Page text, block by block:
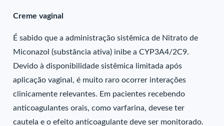
Creme vaginal
É sabido que a administração sistêmica de Nitrato de
Miconazol (substância ativa) inibe a CYP3A4/2C9.
Devido à disponibilidade sistêmica limitada após
aplicação vaginal, é muito raro ocorrer interações
clinicamente relevantes. Em pacientes recebendo
anticoagulantes orais, como varfarina, devese ter
cautela e o efeito anticoagulante deve ser monitorado.